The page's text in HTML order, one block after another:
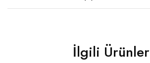
İlgili Ürünler